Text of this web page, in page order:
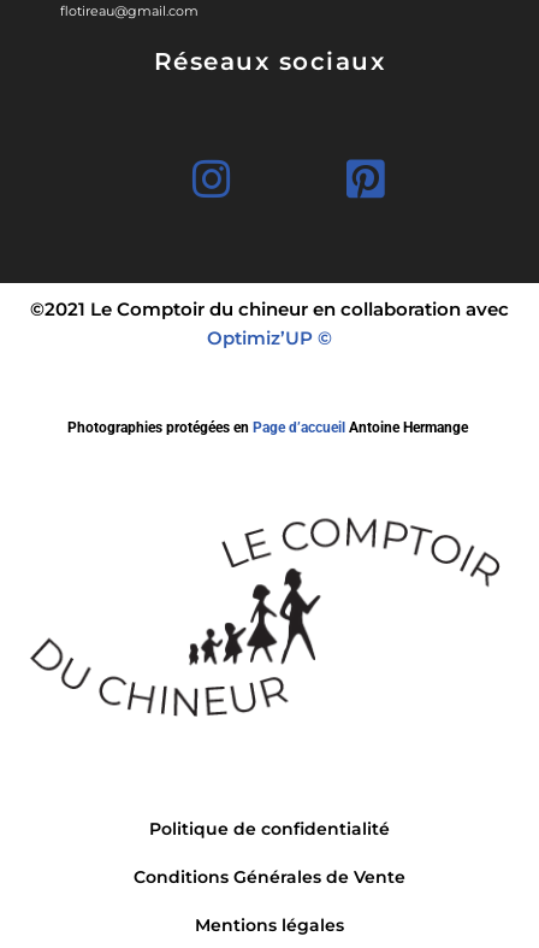
flotireau@gmail.com
Réseaux sociaux
©2021 Le Comptoir du chineur en collaboration avec
Optimiz’UP ©
Photographies protégées en Page d’accueil Antoine Hermange
Politique de confidentialité
Conditions Générales de Vente
Mentions légales